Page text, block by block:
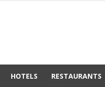
HOTELS RESTAURANTS